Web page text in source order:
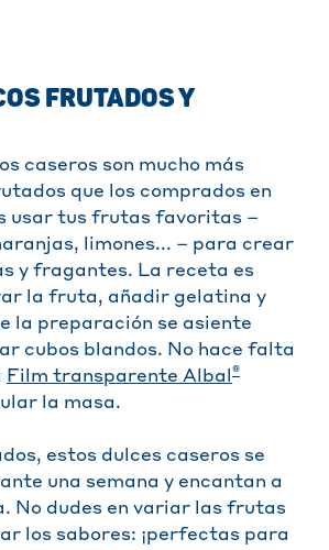
FRUTADOS Y
caseros son mucho más
que los comprados en
usar tus frutas favoritas –
limones... – para crear
y fragantes. La receta es
la fruta, añadir gelatina y
la preparación se asiente
cubos blandos. No hace falta
Film transparente Albal ®
la masa.
estos dulces caseros se
una semana y encantan a
No dudes en variar las frutas
los sabores: ¡perfectas para